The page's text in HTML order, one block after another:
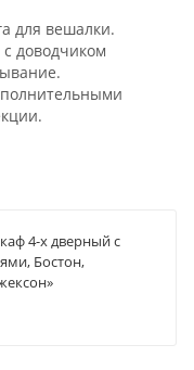
для вешалки.
доводчиком
4-х дверный с
Бостон,